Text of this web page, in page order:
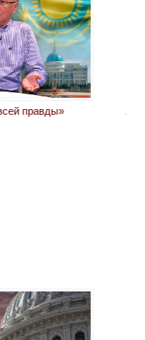
правды»